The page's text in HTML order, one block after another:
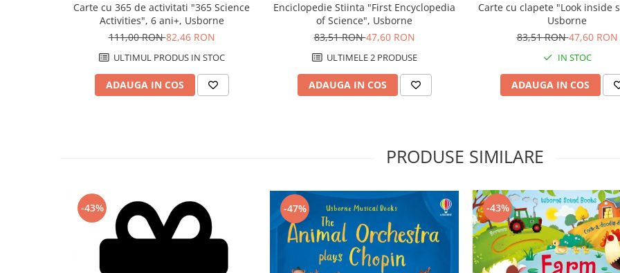
Carte cu 365 de activitati "365 Science
Activities", 6 ani+, Usborne
111,00 RON82,46 RON
ULTIMUL PRODUS IN STOC
ADAUGA IN COS
Enciclopedie Stiinta "First Encyclopedia
of Science", Usborne
83,51 RON47,60 RON
ULTIMELE 2 PRODUSE
ADAUGA IN COS
Carte cu clapete "Look inside
Usborne
83,51 RON47,60 RON
IN STOC
ADAUGA IN COS
PRODUSE SIMILARE
-43% -47% -43%